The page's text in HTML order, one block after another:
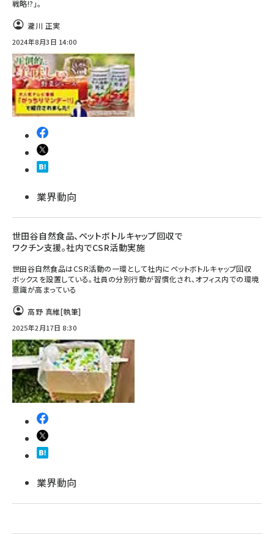
戦略!?」。
瀧川 正実
2024年8月3日 14:00
業界動向
世田谷自然食品、ペットボトルキャップ回収で
ワクチン支援。社内でCSR活動実施
世田谷自然食品はCSR活動の一環として社内にペットボトルキャップ回収
ボックスを設置している。社員の分別行動が習慣化され、オフィス内での環境
意識が高まっている
高野 真維[執筆]
2025年2月17日 8:30
業界動向